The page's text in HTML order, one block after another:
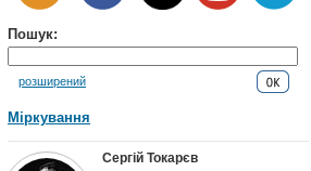
Пошук:
розширений
Міркування
Сергій Токарєв